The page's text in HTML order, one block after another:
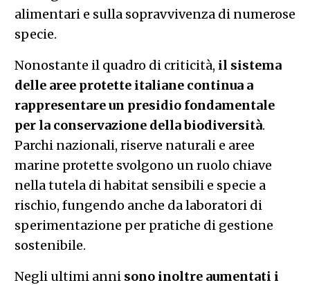
alimentari e sulla sopravvivenza di numerose
specie.
Nonostante il quadro di criticità, il sistema
delle aree protette italiane continua a
rappresentare un presidio fondamentale
per la conservazione della biodiversità.
Parchi nazionali, riserve naturali e aree
marine protette svolgono un ruolo chiave
nella tutela di habitat sensibili e specie a
rischio, fungendo anche da laboratori di
sperimentazione per pratiche di gestione
sostenibile.
Negli ultimi anni sono inoltre aumentati i